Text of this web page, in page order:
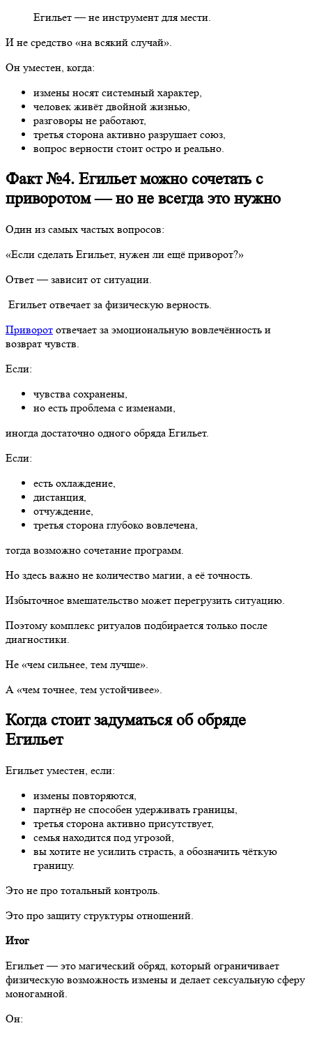
Егильет — не инструмент для мести.
И не средство «на всякий случай».
Он уместен, когда:
измены носят системный характер,
человек живёт двойной жизнью,
разговоры не работают,
третья сторона активно разрушает союз,
вопрос верности стоит остро и реально.
Факт №4. Егильет можно сочетать с
приворотом — но не всегда это нужно
Один из самых частых вопросов:
«Если сделать Егильет, нужен ли ещё приворот?»
Ответ — зависит от ситуации.
Егильет отвечает за физическую верность.
Приворот отвечает за эмоциональную вовлечённость и
возврат чувств.
Если:
чувства сохранены,
но есть проблема с изменами,
иногда достаточно одного обряда Егильет.
Если:
есть охлаждение,
дистанция,
отчуждение,
третья сторона глубоко вовлечена,
тогда возможно сочетание программ.
Но здесь важно не количество магии, а её точность.
Избыточное вмешательство может перегрузить ситуацию.
Поэтому комплекс ритуалов подбирается только после
диагностики.
Не «чем сильнее, тем лучше».
А «чем точнее, тем устойчивее».
Когда стоит задуматься об обряде
Егильет
Егильет уместен, если:
измены повторяются,
партнёр не способен удерживать границы,
третья сторона активно присутствует,
семья находится под угрозой,
вы хотите не усилить страсть, а обозначить чёткую
границу.
Это не про тотальный контроль.
Это про защиту структуры отношений.
Итог
Егильет — это магический обряд, который ограничивает
физическую возможность измены и делает сексуальную сферу
моногамной.
Он: